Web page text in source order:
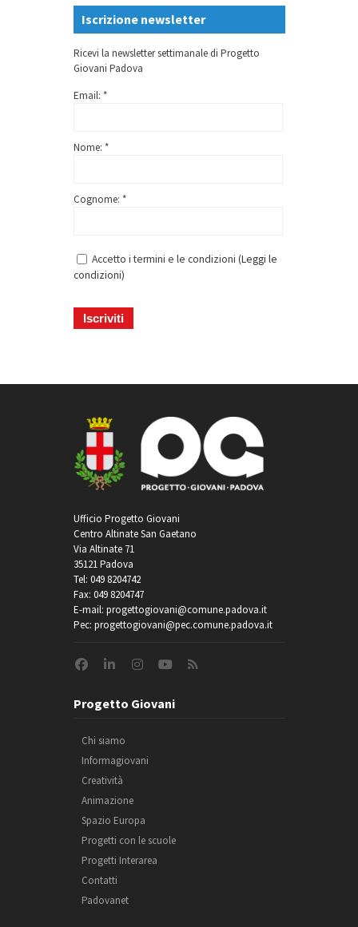
Iscrizione newsletter
Ricevi la newsletter settimanale di Progetto
Giovani Padova
Email: *
Nome: *
Cognome: *
Accetto i termini e le condizioni (Leggi le
condizioni)
Ufficio Progetto Giovani
Centro Altinate San Gaetano
Via Altinate 71
35121 Padova
Tel: 049 8204742
Fax: 049 8204747
E-mail: progettogiovani@comune.padova.it
Pec: progettogiovani@pec.comune.padova.it
Progetto Giovani
Chi siamo
Informagiovani
Creatività
Animazione
Spazio Europa
Progetti con le scuole
Progetti Interarea
Contatti
Padovanet